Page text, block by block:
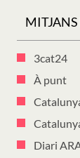
3cat24
À punt
Diari